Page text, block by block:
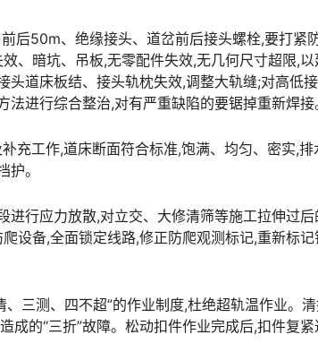
后50m、绝缘接头、道岔前后接头螺栓,要打紧
、暗坑、吊板,无零配件失效,无几何尺寸超限,以
道床板结、接头轨枕失效,调整大轨缝;对高低接
进行综合整治,对有严重缺陷的要锯掉重新焊接
充工作,道床断面符合标准,饱满、均匀、密实,排
。󠅅󠅃󠄵󠅂󠄪󠇖󠆨󠆨󠇕󠆞󠆒󠅬󠇘󠆭󠆘󠇙󠆝󠅵󠇗󠆭󠆁󠄐󠇗󠅹󠅸󠇖󠆍󠅳󠇖󠅹󠅰󠇖󠆌󠅹
进行应力放散,对立交、大修清筛等施工拉伸过后
设备,全面锁定线路,修正防爬观测标记,重新标记
三测、四不超”的作业制度,杜绝超轨温作业。
的“三折”故障。松动扣件作业完成后,扣件复紧